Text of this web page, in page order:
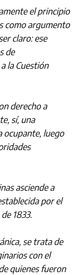
el principio
como argumento
claro: ese
de
la Cuestión
derecho a
sí, una
ocupante, luego
asciende a
por el
1833.
se trata de
con el
quienes fueron